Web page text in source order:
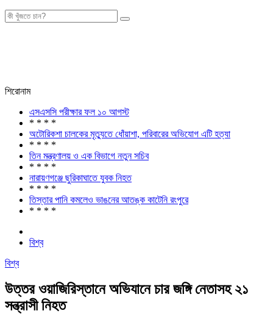
শিরোনাম
এসএসসি পরীক্ষার ফল ১০ আগস্ট
* * * *
অটোরিকশা চালকের মৃত্যুতে ধোঁয়াশা, পরিবারের অভিযোগ এটি হত্যা
* * * *
তিন মন্ত্রণালয় ও এক বিভাগে নতুন সচিব
* * * *
নারায়ণগঞ্জে ছুরিকাঘাতে যুবক নিহত
* * * *
তিস্তার পানি কমলেও ভাঙনের আতঙ্ক কাটেনি রংপুরে
* * * *
বিশ্ব
বিশ্ব
উত্তর ওয়াজিরিস্তানে অভিযানে চার জঙ্গি নেতাসহ ২১
সন্ত্রাসী নিহত